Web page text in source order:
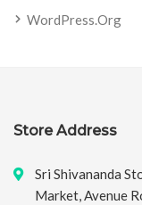
WordPress.org
Store Address
Sri Shivananda
Market, Avenue